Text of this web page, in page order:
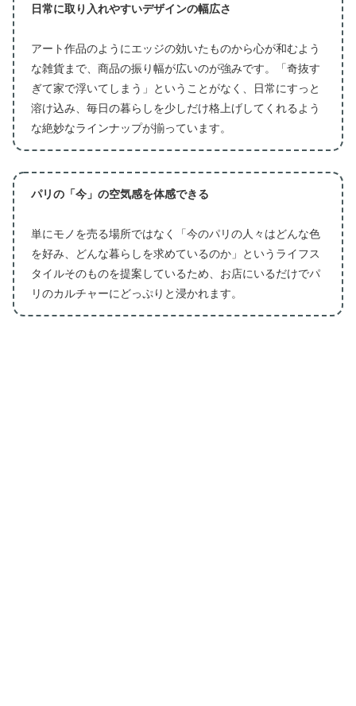
日常に取り入れやすいデザインの幅広さ
アート作品のようにエッジの効いたものから心が和むよう
な雑貨まで、商品の振り幅が広いのが強みです。「奇抜す
ぎて家で浮いてしまう」ということがなく、日常にすっと
溶け込み、毎日の暮らしを少しだけ格上げしてくれるよう
な絶妙なラインナップが揃っています。
パリの「今」の空気感を体感できる
単にモノを売る場所ではなく「今のパリの人々はどんな色
を好み、どんな暮らしを求めているのか」というライフス
タイルそのものを提案しているため、お店にいるだけでパ
リのカルチャーにどっぷりと浸かれます。